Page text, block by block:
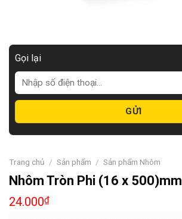
Gọi lại
Trang chủ / Sản phẩm / Sản phẩm Nhôm
Nhôm Tròn Phi (16 x 500)mm
24.000₫